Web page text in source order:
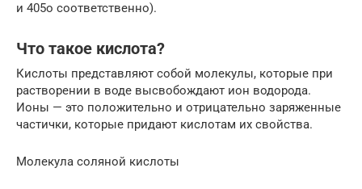
и 405о соответственно).
Что такое кислота?
Кислоты представляют собой молекулы, которые при
растворении в воде высвобождают ион водорода.
Ионы — это положительно и отрицательно заряженные
частички, которые придают кислотам их свойства.
Молекула соляной кислоты